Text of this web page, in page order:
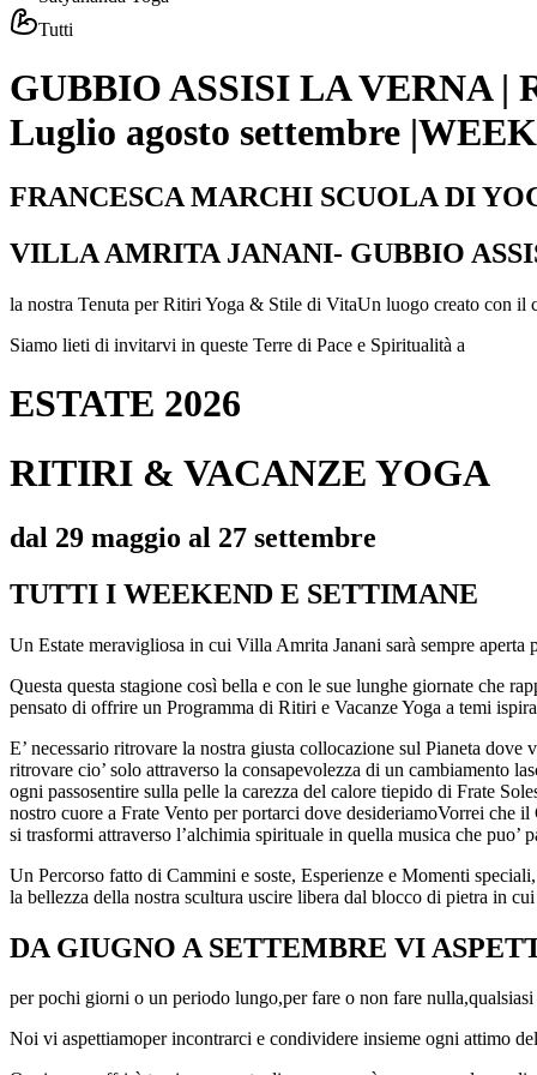
Tutti
GUBBIO ASSISI LA VERNA
Luglio agosto settembre
FRANCESCA MARCHI SCUOLA DI
VILLA AMRITA JANANI- GUBBIO
la nostra Tenuta per Ritiri Yoga & Stile di VitaUn luogo creato con il
Siamo lieti di invitarvi in queste Terre di Pace e Spiritualità a
ESTATE 2026
RITIRI & VACANZE YOGA
dal 29 maggio al 27 settembre
TUTTI I WEEKEND E SETTIMANE
Un Estate meravigliosa in cui Villa Amrita Janani sarà sempre
Questa questa stagione così bella e con le sue lunghe giornate che
pensato di offrire un Programma di Ritiri e Vacanze Yoga a temi
E’ necessario ritrovare la nostra giusta collocazione sul Pianeta
ritrovare cio’ solo attraverso la consapevolezza di un cambiamento
ogni passosentire sulla pelle la carezza del calore tiepido di Frate
nostro cuore a Frate Vento per portarci dove desideriamoVorrei che
si trasformi attraverso l’alchimia spirituale in quella musica che puo’
Un Percorso fatto di Cammini e soste, Esperienze e Momenti
la bellezza della nostra scultura uscire libera dal blocco di pietra in
DA GIUGNO A SETTEMBRE VI
per pochi giorni o un periodo lungo,per fare o non fare
Noi vi aspettiamoper incontrarci e condividere insieme ogni attimo